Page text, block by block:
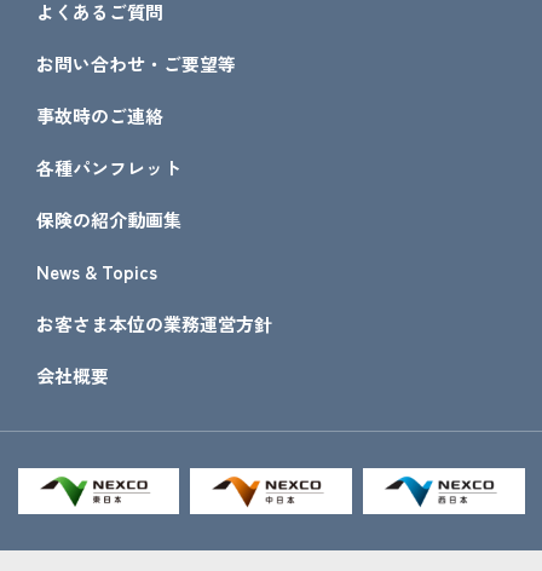
よくあるご質問
お問い合わせ・ご要望等
事故時のご連絡
各種パンフレット
保険の紹介動画集
News & Topics
お客さま本位の業務運営方針
会社概要